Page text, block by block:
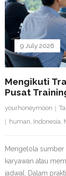
Mengikuti
Pusat
9 July 2026
yourhoneymoon
human Indonesia
Mengelola sumber
karyawan atau
jadwal. Dalam